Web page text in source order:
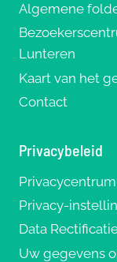
Algemene
Lunteren
Kaart van het
Contact
Privacybeleid
Privacycentrum
Privacy-
Data
Uw gegevens